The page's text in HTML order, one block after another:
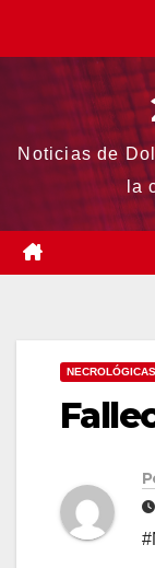
Noticias de
la
NECROLÓGICAS